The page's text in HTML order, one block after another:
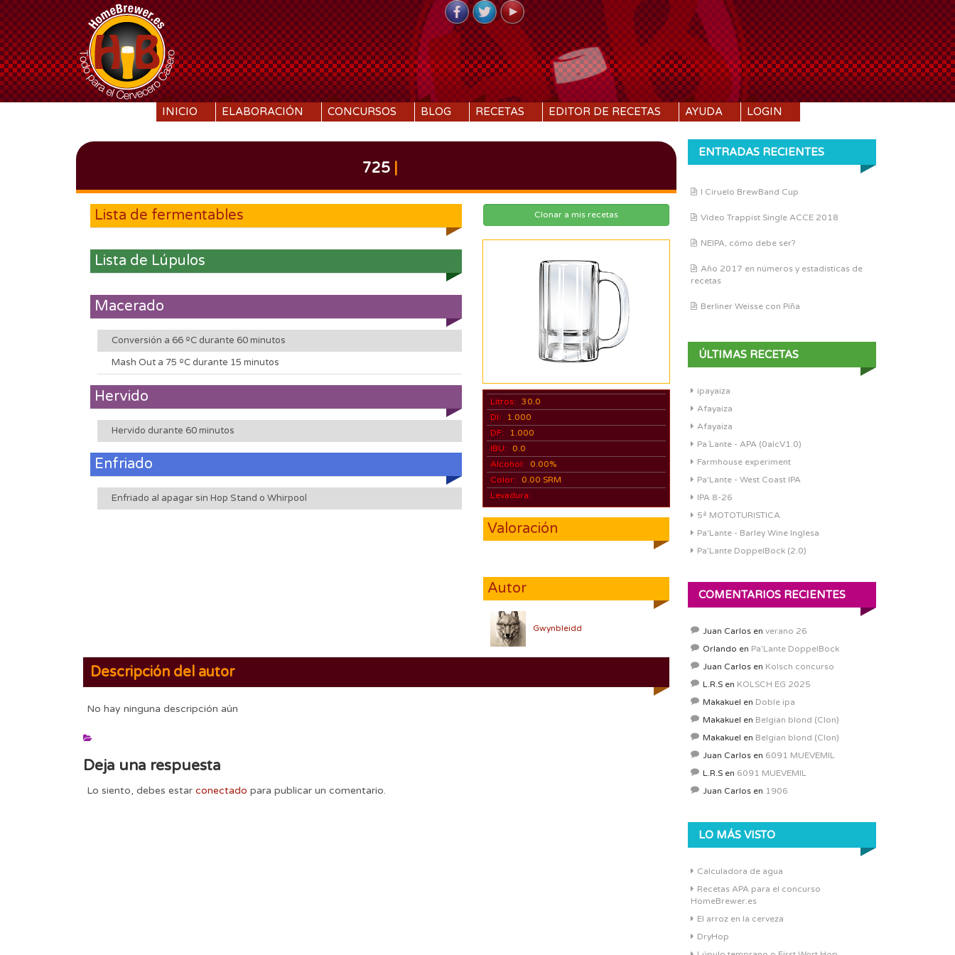
SKIP TO CONTENT
INICIO ELABORACIÓN CONCURSOS BLOG RECETAS EDITOR DE RECETAS AYUDA LOGIN
725|
Lista de fermentables
Lista de Lúpulos
Macerado
Conversión a 66 ºC durante 60 minutos
Mash Out a 75 ºC durante 15 minutos
Hervido
Hervido durante 60 minutos
Enfriado
Enfriado al apagar sin Hop Stand o Whirpool
Clonar a mis recetas
Litros: 30.0
DI:
1.000
DF:
1.000
IBU:
0.0
Alcohol:
0.00%
Color:
0.00 SRM
Levadura:
Valoración
Autor
Gwynbleidd
Descripción del autor
No hay ninguna descripción aún
Deja una respuesta
Lo siento, debes estar conectado para publicar un comentario.
ENTRADAS RECIENTES
I Ciruelo BrewBand Cup
Vídeo Trappist Single ACCE 2018
NEIPA, cómo debe ser?
Año 2017 en números y estadísticas de
recetas
Berliner Weisse con Piña
ÚLTIMAS RECETAS
ipayaiza
Afayaiza
Afayaiza
Pa´Lante - APA (0alcV1.0)
Farmhouse experiment
Pa'Lante - West Coast IPA
IPA 8-26
5ª MOTOTURISTICA
Pa'Lante - Barley Wine Inglesa
Pa’Lante DoppelBock (2.0)
COMENTARIOS RECIENTES
Juan Carlos en verano 26
Orlando en Pa’Lante DoppelBock
Juan Carlos en Kolsch concurso
L.R.S en KOLSCH EG 2025
Makakuel en Doble ipa
Makakuel en Belgian blond (Clon)
Makakuel en Belgian blond (Clon)
Juan Carlos en 6091 MUEVEMIL
L.R.S en 6091 MUEVEMIL
Juan Carlos en 1906
LO MÁS VISTO
Calculadora de agua
Recetas APA para el concurso
HomeBrewer.es
El arroz en la cerveza
DryHop